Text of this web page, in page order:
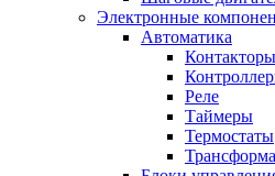
Электронные
Автоматика
Контакторы
Реле
Таймеры
Термостаты